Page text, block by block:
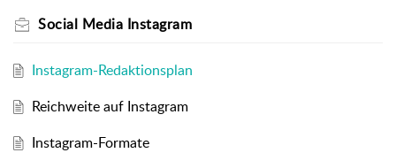
Social Media Instagram
Instagram-Redaktionsplan
Reichweite auf Instagram
Instagram-Formate